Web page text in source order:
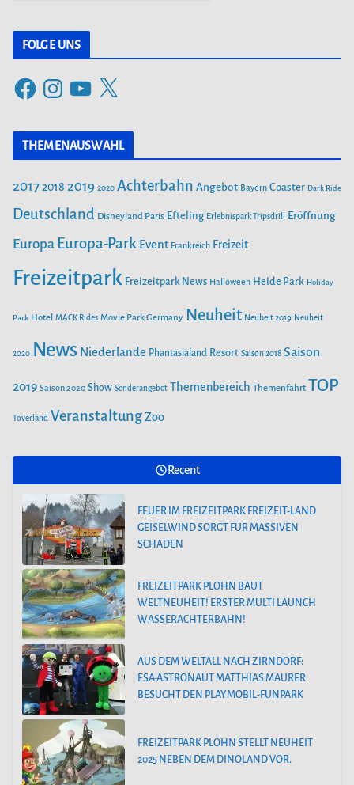
g
e
n
FOLGE UNS
F
c
o
o
s
t
g
r
m
Y
u
T
b
e
X
THEMENAUSWAHL
2017 2018 2019 2020 Achterbahn Angebot Bayern Coaster Dark Ride
Deutschland Disneyland Paris Efteling Erlebnispark Tripsdrill Eröffnung
Europa Europa-Park Event Frankreich Freizeit
Freizeitpark Freizeitpark News Halloween Heide Park Holiday
Park Hotel MACK Rides Movie Park Germany Neuheit Neuheit 2019 Neuheit
2020 News Niederlande Phantasialand Resort Saison 2018 Saison
2019 Saison 2020 Show Sonderangebot Themenbereich Themenfahrt TOP
Toverland VeranstaltungZoo
Recent
FEUER IM FREIZEITPARK FREIZEIT-LAND
GEISELWIND SORGT FÜR MASSIVEN
SCHADEN
FREIZEITPARK PLOHN BAUT
WELTNEUHEIT! ERSTER MULTI LAUNCH
WASSERACHTERBAHN!
AUS DEM WELTALL NACH ZIRNDORF:
ESA-ASTRONAUT MATTHIAS MAURER
BESUCHT DEN PLAYMOBIL-FUNPARK
FREIZEITPARK PLOHN STELLT NEUHEIT
2025 NEBEN DEM DINOLAND VOR.